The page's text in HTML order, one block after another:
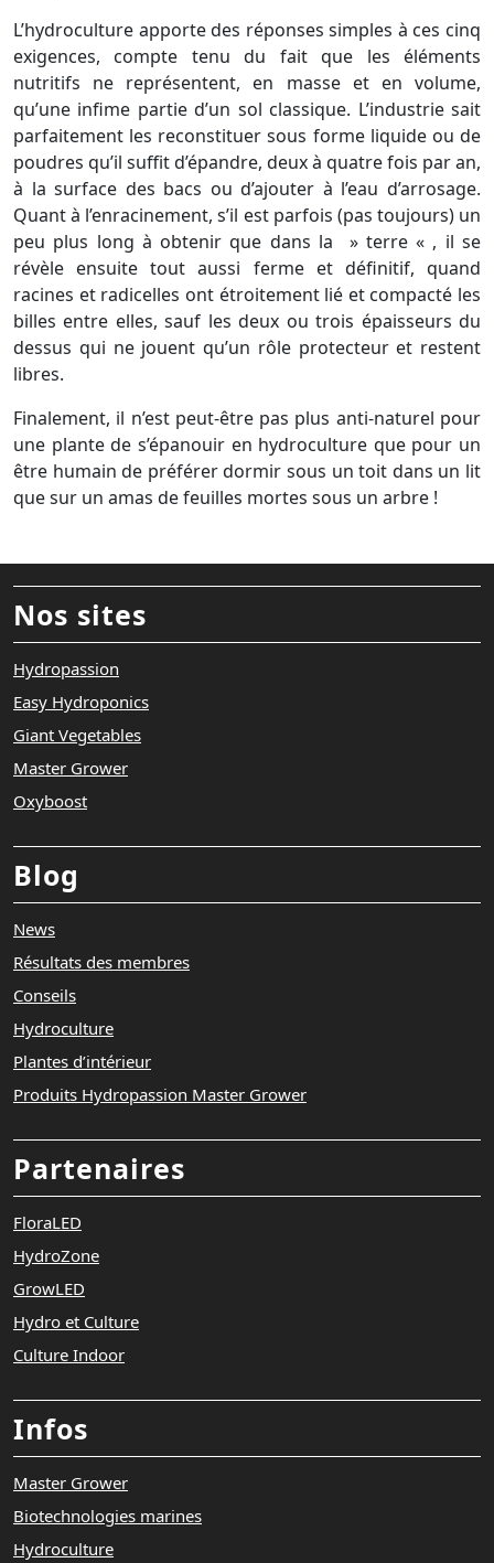
L’hydroculture apporte des réponses simples à ces cinq
exigences, compte tenu du fait que les éléments
nutritifs ne représentent, en masse et en volume,
qu’une infime partie d’un sol classique. L’industrie sait
parfaitement les reconstituer sous forme liquide ou de
poudres qu’il suffit d’épandre, deux à quatre fois par an,
à la surface des bacs ou d’ajouter à l’eau d’arrosage.
Quant à l’enracinement, s’il est parfois (pas toujours) un
peu plus long à obtenir que dans la » terre « , il se
révèle ensuite tout aussi ferme et définitif, quand
racines et radicelles ont étroitement lié et compacté les
billes entre elles, sauf les deux ou trois épaisseurs du
dessus qui ne jouent qu’un rôle protecteur et restent
libres.
Finalement, il n’est peut-être pas plus anti-naturel pour
une plante de s’épanouir en hydroculture que pour un
être humain de préférer dormir sous un toit dans un lit
que sur un amas de feuilles mortes sous un arbre !
Nos sites
Hydropassion
Easy Hydroponics
Giant Vegetables
Master Grower
Oxyboost
Blog
News
Résultats des membres
Conseils
Hydroculture
Plantes d’intérieur
Produits Hydropassion Master Grower
Partenaires
FloraLED
HydroZone
GrowLED
Hydro et Culture
Culture Indoor
Infos
Master Grower
Biotechnologies marines
Hydroculture